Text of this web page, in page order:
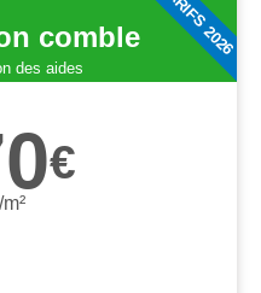
comble
des aides
€
TARIFS 2026